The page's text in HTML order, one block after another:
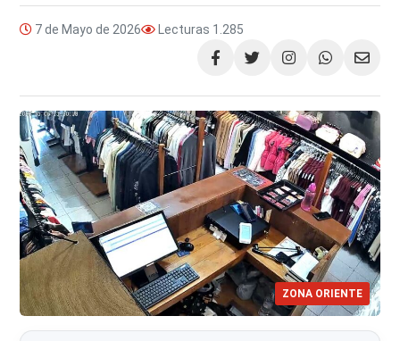
7 de Mayo de 2026 Lecturas 1.285
Compartir
ZONA ORIENTE